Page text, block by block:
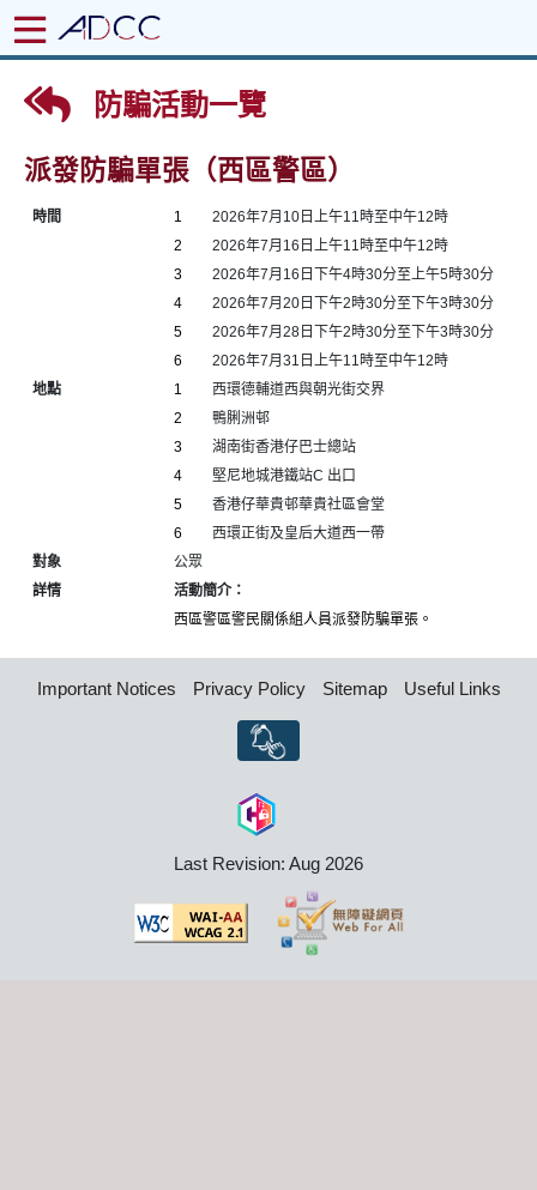
防騙活動一覽
派發防騙單張（西區警區）
時間
1
2
3
4
5
6
2026年7月10日上午11時至中午12時
2026年7月16日上午11時至中午12時
2026年7月16日下午4時30分至上午5時30分
2026年7月20日下午2時30分至下午3時30分
2026年7月28日下午2時30分至下午3時30分
2026年7月31日上午11時至中午12時
地點
1
2
3
4
5
6
西環德輔道西與朝光街交界
鴨脷洲邨
湖南街香港仔巴士總站
堅尼地城港鐵站C 出口
香港仔華貴邨華貴社區會堂
西環正街及皇后大道西一帶
對象
公眾
詳情
活動簡介：
西區警區警民關係組人員派發防騙單張。
Important Notices Privacy Policy Sitemap Useful Links
Last Revision: Aug 2026